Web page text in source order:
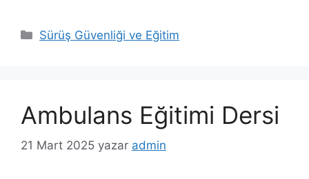
K
o
i
Sürüş Güvenliği ve Eğitim
Ambulans Eğitimi Dersi
21 Mart 2025 yazar admin